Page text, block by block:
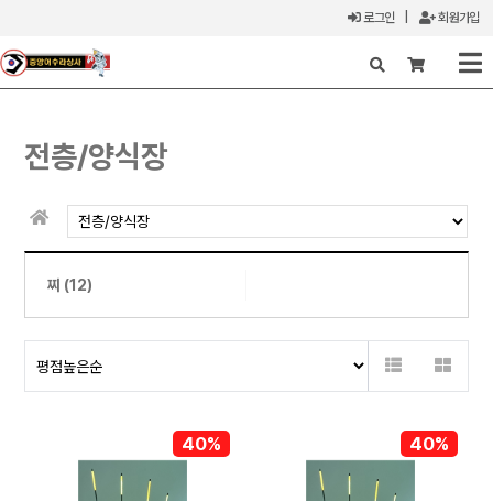
로그인 회원가입
전층/양식장
찌 (12)
40% 40%